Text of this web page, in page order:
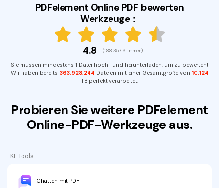
PDFelement Online PDF bewerten
Werkzeuge：
4.8 (188.357 Stimmen)
Sie müssen mindestens 1 Datei hoch- und herunterladen, um zu bewerten!
Wir haben bereits 363,928,249 Dateien mit einer Gesamtgröße von 10.124
TB perfekt verarbeitet.
Probieren Sie weitere PDFelement
Online-PDF-Werkzeuge aus.
KI-Tools
Chatten mit PDF